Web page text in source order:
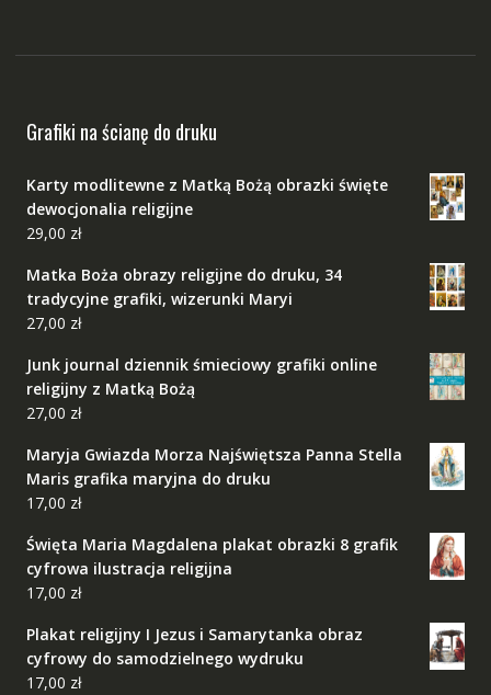
Grafiki na ścianę do druku
Karty modlitewne z Matką Bożą obrazki święte
dewocjonalia religijne
29,00 zł
Matka Boża obrazy religijne do druku, 34
tradycyjne grafiki, wizerunki Maryi
27,00 zł
Junk journal dziennik śmieciowy grafiki online
religijny z Matką Bożą
27,00 zł
Maryja Gwiazda Morza Najświętsza Panna Stella
Maris grafika maryjna do druku
17,00 zł
Święta Maria Magdalena plakat obrazki 8 grafik
cyfrowa ilustracja religijna
17,00 zł
Plakat religijny I Jezus i Samarytanka obraz
cyfrowy do samodzielnego wydruku
17,00 zł